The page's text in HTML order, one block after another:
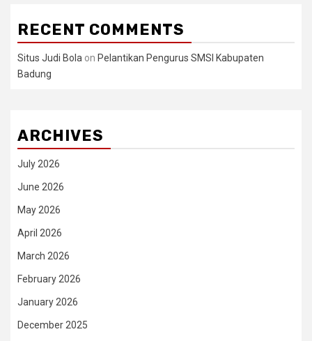
RECENT COMMENTS
Situs Judi Bola on Pelantikan Pengurus SMSI Kabupaten
Badung
ARCHIVES
July 2026
June 2026
May 2026
April 2026
March 2026
February 2026
January 2026
December 2025